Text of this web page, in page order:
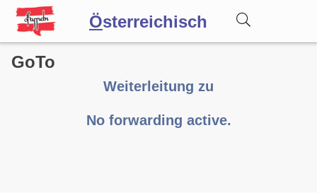
Österreichisch
Wörterbuch
GoTo
Weiterleitung zu
No forwarding active.